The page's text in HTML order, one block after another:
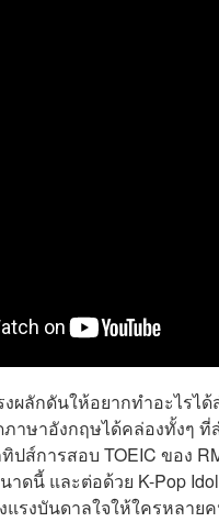
ผลักดันให้อยากทำอะไรไ
าษาอังกฤษได้คล่องทั้งๆ
ปส์การสอบ TOEIC ของ
ดนี้ และต่อด้วย K-Pop
แรงบันดาลใจให้ใครหลา